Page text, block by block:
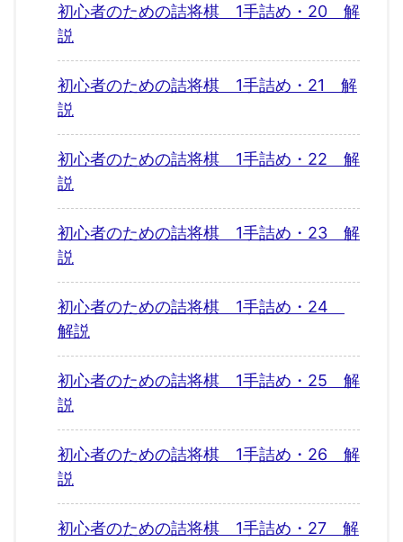
初心者のための詰将棋 1手詰め・20 解
説
初心者のための詰将棋 1手詰め・21 解
説
初心者のための詰将棋 1手詰め・22 解
説
初心者のための詰将棋 1手詰め・23 解
説
初心者のための詰将棋 1手詰め・24
解説
初心者のための詰将棋 1手詰め・25 解
説
初心者のための詰将棋 1手詰め・26 解
説
初心者のための詰将棋 1手詰め・27 解